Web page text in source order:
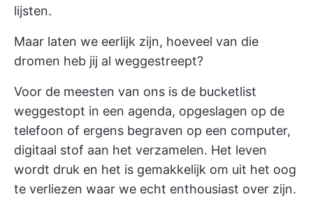
lijsten.
Maar laten we eerlijk zijn, hoeveel van die
dromen heb jij al weggestreept?
Voor de meesten van ons is de bucketlist
weggestopt in een agenda, opgeslagen op de
telefoon of ergens begraven op een computer,
digitaal stof aan het verzamelen. Het leven
wordt druk en het is gemakkelijk om uit het oog
te verliezen waar we echt enthousiast over zijn.